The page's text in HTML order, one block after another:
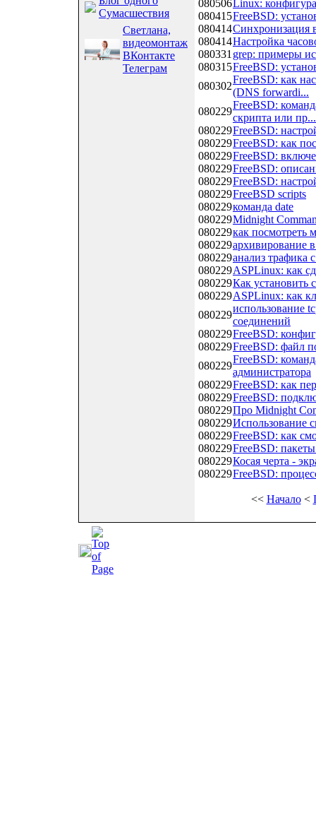
Сумасшествия
Светлана,
видеомонтаж
ВКонтакте
Телеграм
080506Linux:
080415FreeBSD:
080414Синхронизация
080414Настройка
080331 grep: примеры
080315FreeBSD:
080302
FreeBSD: как
(DNS forwardi...
080229
FreeBSD:
скрипта или пр...
080229FreeBSD:
080229FreeBSD: как
080229FreeBSD:
080229FreeBSD:
080229FreeBSD:
080229FreeBSD scripts
080229команда date
080229Midnight
080229как посмотреть
080229архивирование
080229анализ трафика
080229ASPLinux: как
080229Как установить
080229ASPLinux: как
080229
использование
соединений
080229FreeBSD:
080229FreeBSD: файл
080229
FreeBSD:
администратора
080229FreeBSD: как
080229FreeBSD:
080229Про Midnight
080229Использование
080229FreeBSD: как
080229FreeBSD:
080229Косая черта -
080229FreeBSD:
<< Начало<